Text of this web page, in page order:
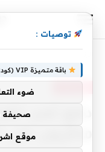
دفع ثمن الغاز
دفع ثمن
ماكرون
توصيات :
باقة متميزة VIP (كود: AA35872):
ضوء
صحيفة
موقع